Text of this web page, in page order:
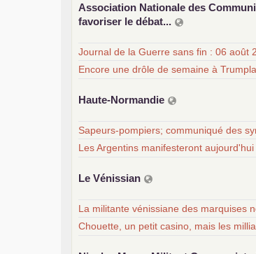
Association Nationale des
favoriser le débat...
Journal de la Guerre sans fin : 06 août
Encore une drôle de semaine à
Haute-Normandie
Sapeurs-pompiers; communiqué des
Les Argentins manifesteront
Le Vénissian
La militante vénissiane des marquises
Chouette, un petit casino, mais les